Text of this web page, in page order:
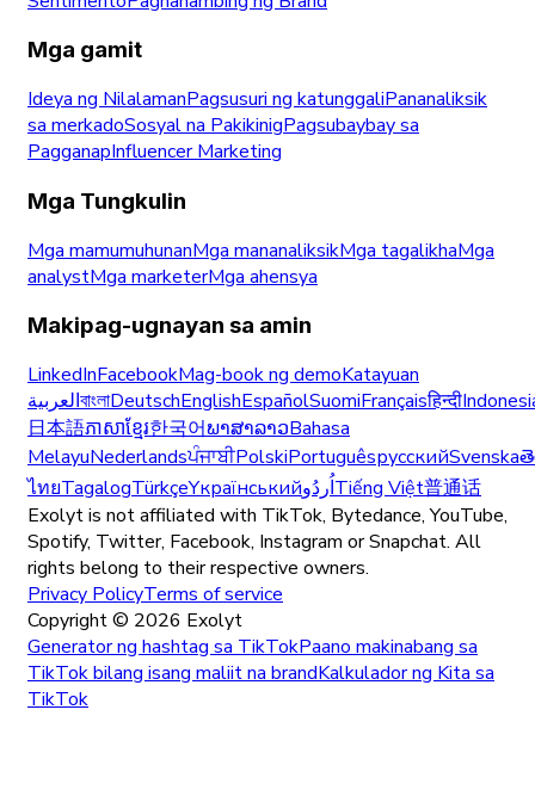
Mga gamit
Ideya ng NilalamanPagsusuri ng katunggaliPananaliksik
sa merkadoSosyal na PakikinigPagsubaybay sa
PagganapInfluencer Marketing
Mga Tungkulin
Mga mamumuhunanMga mananaliksikMga tagalikhaMga
analystMga marketerMga ahensya
Makipag-ugnayan sa amin
LinkedInFacebookMag-book ng demoKatayuan
العربيةবাংলাDeutschEnglishEspañolSuomiFrançaisहिन्दी
日本語ភាសាខ្មែរ한국어ພາສາລາວBahasa
MelayuNederlandsਪੰਜਾਬੀPolskiPortuguêsрусскийSvenska
ไทยTagalogTürkçeYкраїнськийاُردُوTiếng Việt普通话
Exolyt is not affiliated with TikTok, Bytedance, YouTube,
Spotify, Twitter, Facebook, Instagram or Snapchat. All
rights belong to their respective owners.
Privacy PolicyTerms of service
Copyright © 2026 Exolyt
Generator ng hashtag sa TikTokPaano makinabang sa
TikTok bilang isang maliit na brandKalkulador ng Kita sa
TikTok